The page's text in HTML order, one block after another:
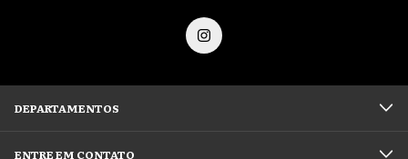
DEPARTAMENTOS
ENTRE EM CONTATO